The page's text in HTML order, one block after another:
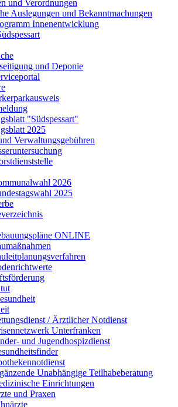
und Verordnungen
Auslegungen und Bekanntmachungen
Innenentwicklung
und Deponie
"Südspessart"
2025
Verwaltungsgebühren
2026
2025
ONLINE
/ Ärztlicher Notdienst
Unterfranken
und Jugendhospizdienst
Unabhängige Teilhabeberatung
Einrichtungen
und Praxen